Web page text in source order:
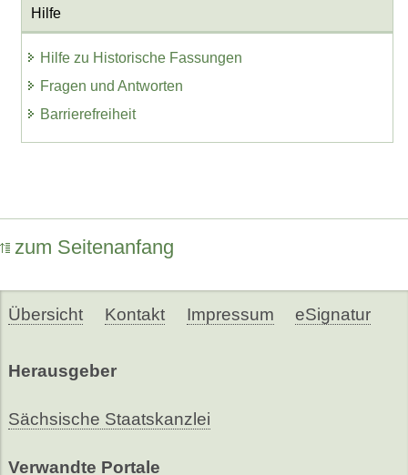
Hilfe
Hilfe zu Historische Fassungen
Fragen und Antworten
Barrierefreiheit
zum Seitenanfang
Übersicht Kontakt Impressum eSignatur
Herausgeber
Sächsische Staatskanzlei
Verwandte Portale